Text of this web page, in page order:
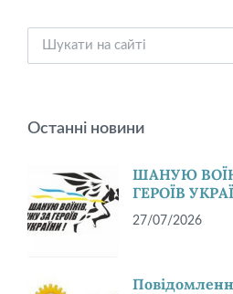
Останні новини
ШАНУЮ
ГЕРОЇВ
27/07/2026